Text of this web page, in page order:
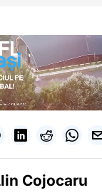
Cojocaru